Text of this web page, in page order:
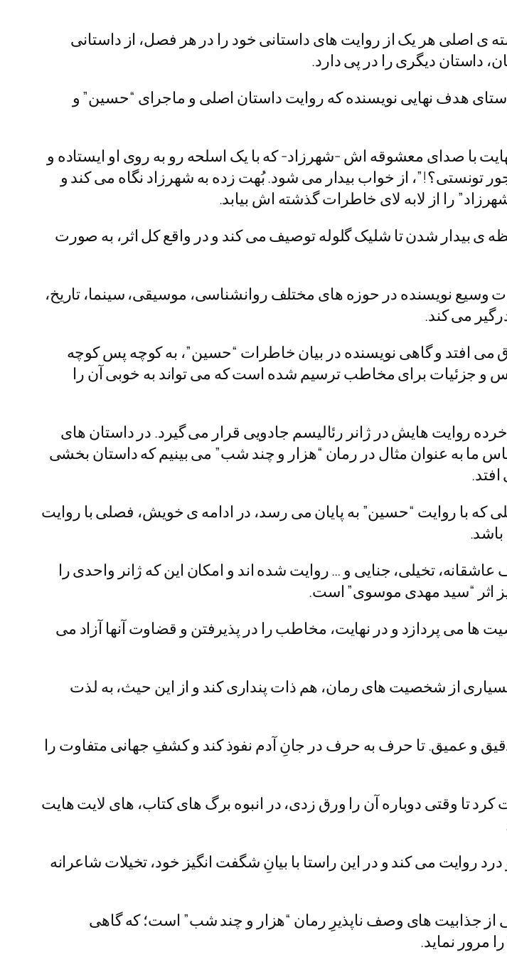
ی اصلی هر یک از روایت های داستانی خود را در هر فصل، از داستانی
داستان دیگری را در پی دارد.
هدف نهایی نویسنده که روایت داستان اصلی و ماجرای “حسین” و
با صدای معشوقه اش -شهرزاد- که با یک اسلحه رو به روی او ایستاده و
از خواب بیدار می شود. بُهت زده به شهرزاد نگاه می کند و
را از لابه لای خاطرات گذشته اش بیابد.
لحظه ی بیدار شدن تا شلیک گلوله توصیف می کند و در واقع کل اثر، به صورت
نویسنده در حوزه های مختلف روانشناسی، موسیقی، سینما، تاریخ،
می کند.
می افتد و گاهی نویسنده در بیان خاطرات “حسین”، به کوچه پس کوچه
و جزئیات برای مخاطب ترسیم شده است که می تواند به خوبی آن را
روایت هایش در ژانر رئالیسم جادویی قرار می گیرد. در داستان های
ما به عنوان مثال در رمان “هزار و چند شب” می بینیم که داستان بخشی
افتد.
با روایت “حسین” به پایان می رسد، در ادامه ی خویش، فصلی با روایت
تخیلی، جنایی و … روایت شده اند و امکان این که ژانر واحدی را
اثر “سید مهدی موسوی” است.
ها می پردازد و در نهایت، مخاطب را در پذیرفتن و قضاوت آنها آزاد می
از شخصیت های رمان، هم ذات پنداری کند و از این حیث، به لذت
دقیق و عمیق. تا حرف به حرف در جانِ آدم نفوذ کند و کشفِ جهانی متفاوت را
تا وقتی دوباره آن را ورق زدی، در انبوه برگ های کتاب، های لایت هایت
می کند و در این راستا با بیانِ شگفت انگیز خود، تخیلات شاعرانه
از جذابیت های وصف ناپذیرِ رمان “هزار و چند شب” است؛ که گاهی
مرور نماید.